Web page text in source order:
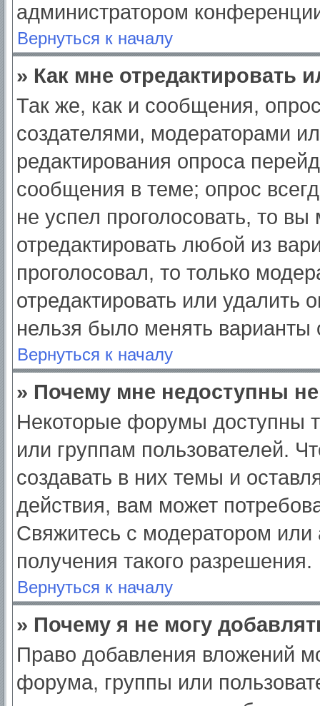
администратором
Вернуться к началу
» Как мне отредактировать
Так же, как и сообщения,
создателями, модераторами
редактирования опроса
сообщения в теме; опрос
не успел проголосовать, то
отредактировать любой из
проголосовал, то только
отредактировать или удалить
нельзя было менять варианты
Вернуться к началу
» Почему мне недоступны
Некоторые форумы доступны
или группам пользователей.
создавать в них темы и
действия, вам может
Свяжитесь с модератором
получения такого разрешения.
Вернуться к началу
» Почему я не могу
Право добавления вложений
форума, группы или